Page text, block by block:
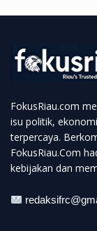
FokusRiau.com
isu politik,
terpercaya.
FokusRiau.Com
kebijakan dan